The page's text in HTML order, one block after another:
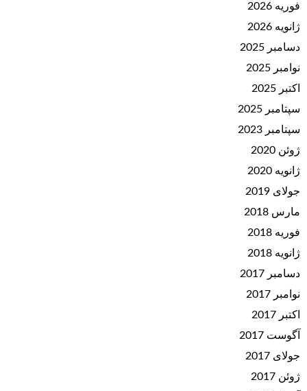
فوریه 2026
ژانویه 2026
دسامبر 2025
نوامبر 2025
اکتبر 2025
سپتامبر 2025
سپتامبر 2023
ژوئن 2020
ژانویه 2020
جولای 2019
مارس 2018
فوریه 2018
ژانویه 2018
دسامبر 2017
نوامبر 2017
اکتبر 2017
آگوست 2017
جولای 2017
ژوئن 2017